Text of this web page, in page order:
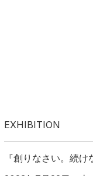
EXHIBITION
『創りなさい。続